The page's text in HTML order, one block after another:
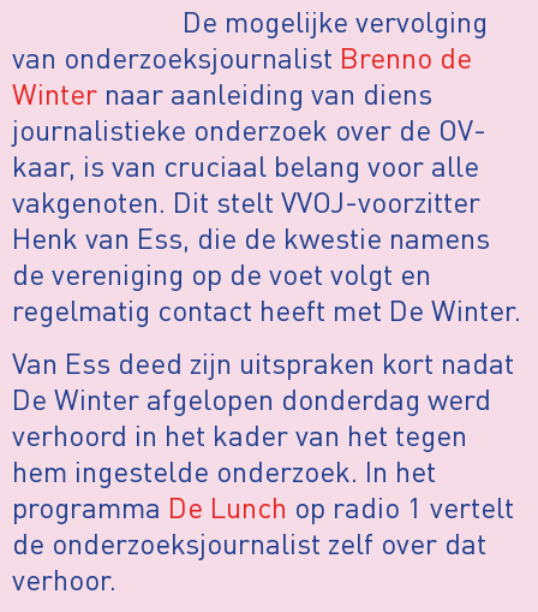
De mogelijke vervolging
van onderzoeksjournalist Brenno de
Winter naar aanleiding van diens
journalistieke onderzoek over de OV-
kaar, is van cruciaal belang voor alle
vakgenoten. Dit stelt VVOJ-voorzitter
Henk van Ess, die de kwestie namens
de vereniging op de voet volgt en
regelmatig contact heeft met De Winter.
Van Ess deed zijn uitspraken kort nadat
De Winter afgelopen donderdag werd
verhoord in het kader van het tegen
hem ingestelde onderzoek. In het
programma De Lunch op radio 1 vertelt
de onderzoeksjournalist zelf over dat
verhoor.